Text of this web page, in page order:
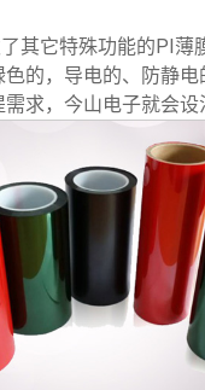
其它特殊功能的PI薄
色的，导电的、防静
求，今山电子就会设